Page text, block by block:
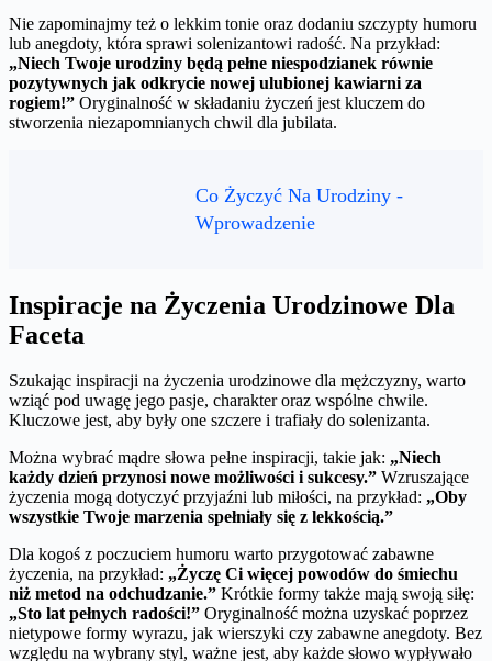
Nie zapominajmy też o lekkim tonie oraz dodaniu szczypty humoru
lub anegdoty, która sprawi solenizantowi radość. Na przykład:
„Niech Twoje urodziny będą pełne niespodzianek równie
pozytywnych jak odkrycie nowej ulubionej kawiarni za
rogiem!” Oryginalność w składaniu życzeń jest kluczem do
stworzenia niezapomnianych chwil dla jubilata.
Co Życzyć Na Urodziny -
Wprowadzenie
Inspiracje na Życzenia Urodzinowe Dla
Faceta
Szukając inspiracji na życzenia urodzinowe dla mężczyzny, warto
wziąć pod uwagę jego pasje, charakter oraz wspólne chwile.
Kluczowe jest, aby były one szczere i trafiały do solenizanta.
Można wybrać mądre słowa pełne inspiracji, takie jak: „Niech
każdy dzień przynosi nowe możliwości i sukcesy.” Wzruszające
życzenia mogą dotyczyć przyjaźni lub miłości, na przykład: „Oby
wszystkie Twoje marzenia spełniały się z lekkością.”
Dla kogoś z poczuciem humoru warto przygotować zabawne
życzenia, na przykład: „Życzę Ci więcej powodów do śmiechu
niż metod na odchudzanie.” Krótkie formy także mają swoją siłę:
„Sto lat pełnych radości!” Oryginalność można uzyskać poprzez
nietypowe formy wyrazu, jak wierszyki czy zabawne anegdoty. Bez
względu na wybrany styl, ważne jest, aby każde słowo wypływało